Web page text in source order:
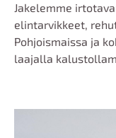
Jakelemme
elintarvikkeet,
Pohjoismaissa ja
laajalla